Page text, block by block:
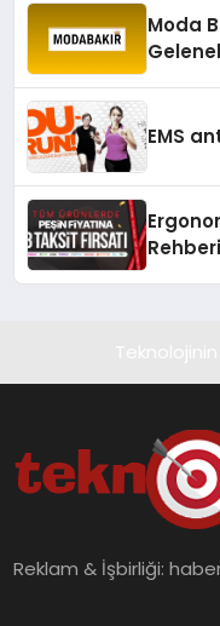
Moda
EMS
Rehberi
Reklam & İşbirliği: